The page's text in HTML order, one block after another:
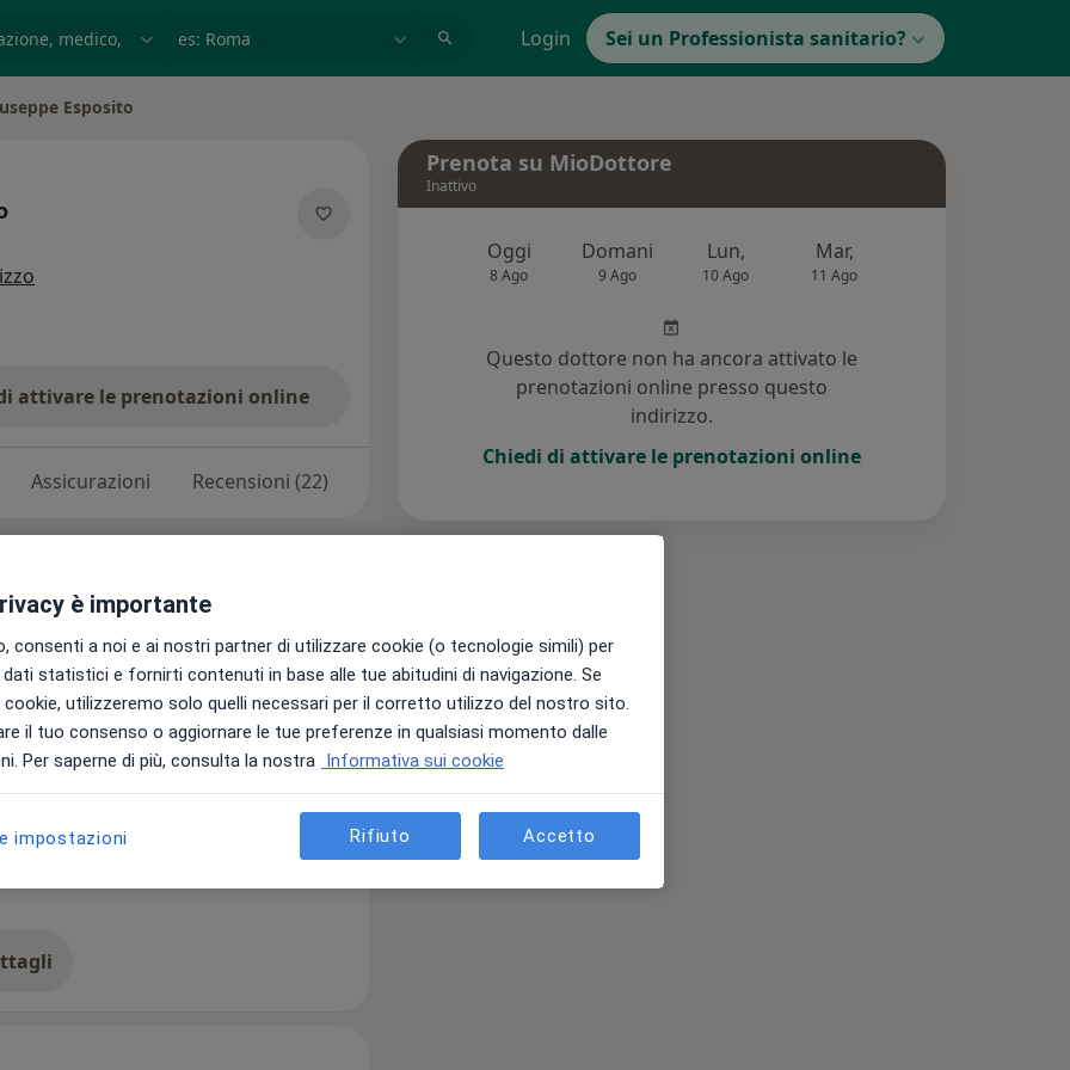
Login Sei un Professionista sanitario?
città Esposito
attivare le prenotazioni online
Assicurazioni Recensioni (22)
parodontale Protesi +8a11y_sr_more_diseases
Prenota su MioDottore
Inattivo
Oggi
8 Ago
Domani
9 Ago
Lun,
10 Ago
Mar,
11 Ago
Questo dottore non ha ancora attivato le
prenotazioni online presso questo
indirizzo.
Chiedi di attivare le prenotazioni online
è importante
consenti a noi e ai nostri partner di utilizzare cookie (o tecnologie simili) per
statistici e fornirti contenuti in base alle tue abitudini di navigazione. Se
utilizzeremo solo quelli necessari per il corretto utilizzo del nostro sito.
il tuo consenso o aggiornare le tue preferenze in qualsiasi momento dalle
Per saperne di più, consulta la nostra Informativa sui cookie
impostazioni Rifiuto Accetto